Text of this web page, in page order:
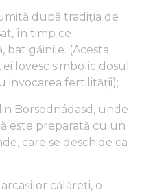
după tradiția de
în timp ce
bat găinile. (Acesta
lovesc simbolic dosul
invocarea fertilității);
Borsodnádasd, unde
este preparată cu un
care se deschide ca
călăreți, o